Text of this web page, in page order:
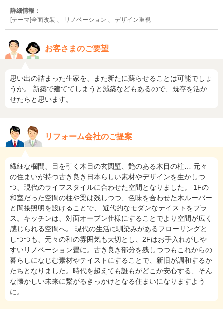
詳細情報：
[テーマ]全面改装 、 リノベーション 、 デザイン重視
お客さまのご要望
思い出の詰まった生家を、また新たに蘇らせることは可能でしょ
うか。 新築で建ててしまうと減築などもあるので、既存を活か
せたらと思います。
リフォーム会社のご提案
繊細な欄間、目を引く木目の玄関壁、艶のある木目の柱… 元々
の住まいが持つ古き良き日本らしい素材やデザインを生かしつ
つ、現代のライフスタイルに合わせた空間となりました。 1Fの
和室だった空間の柱や梁は残しつつ、色味を合わせた木ルーバー
と間接照明を設けることで、 近代的なモダンなテイストをプラ
ス。キッチンは、対面オープン仕様にすることでより空間が広く
感じられる空間へ。 現代の生活に馴染みがあるフローリングと
しつつも、元々の和の雰囲気も大切とし、2Fはお手入れがしや
すいリノベーション畳に。​ 古き良き部分を残しつつもこれからの
暮らしになじむ素材やテイストにすることで、新旧が調和するか
たちとなりました。 ​ 時代を超えても誰もがどこか安心する、そん
な懐かしい未来に繋がるきっかけとなる住まいになりますよう
に。 ​